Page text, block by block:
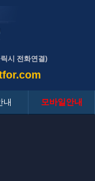
시 전화연결)
내 모바일안내